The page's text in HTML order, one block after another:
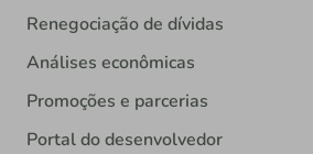
Renegociação de dívidas
Análises econômicas
Promoções e parcerias
Portal do desenvolvedor